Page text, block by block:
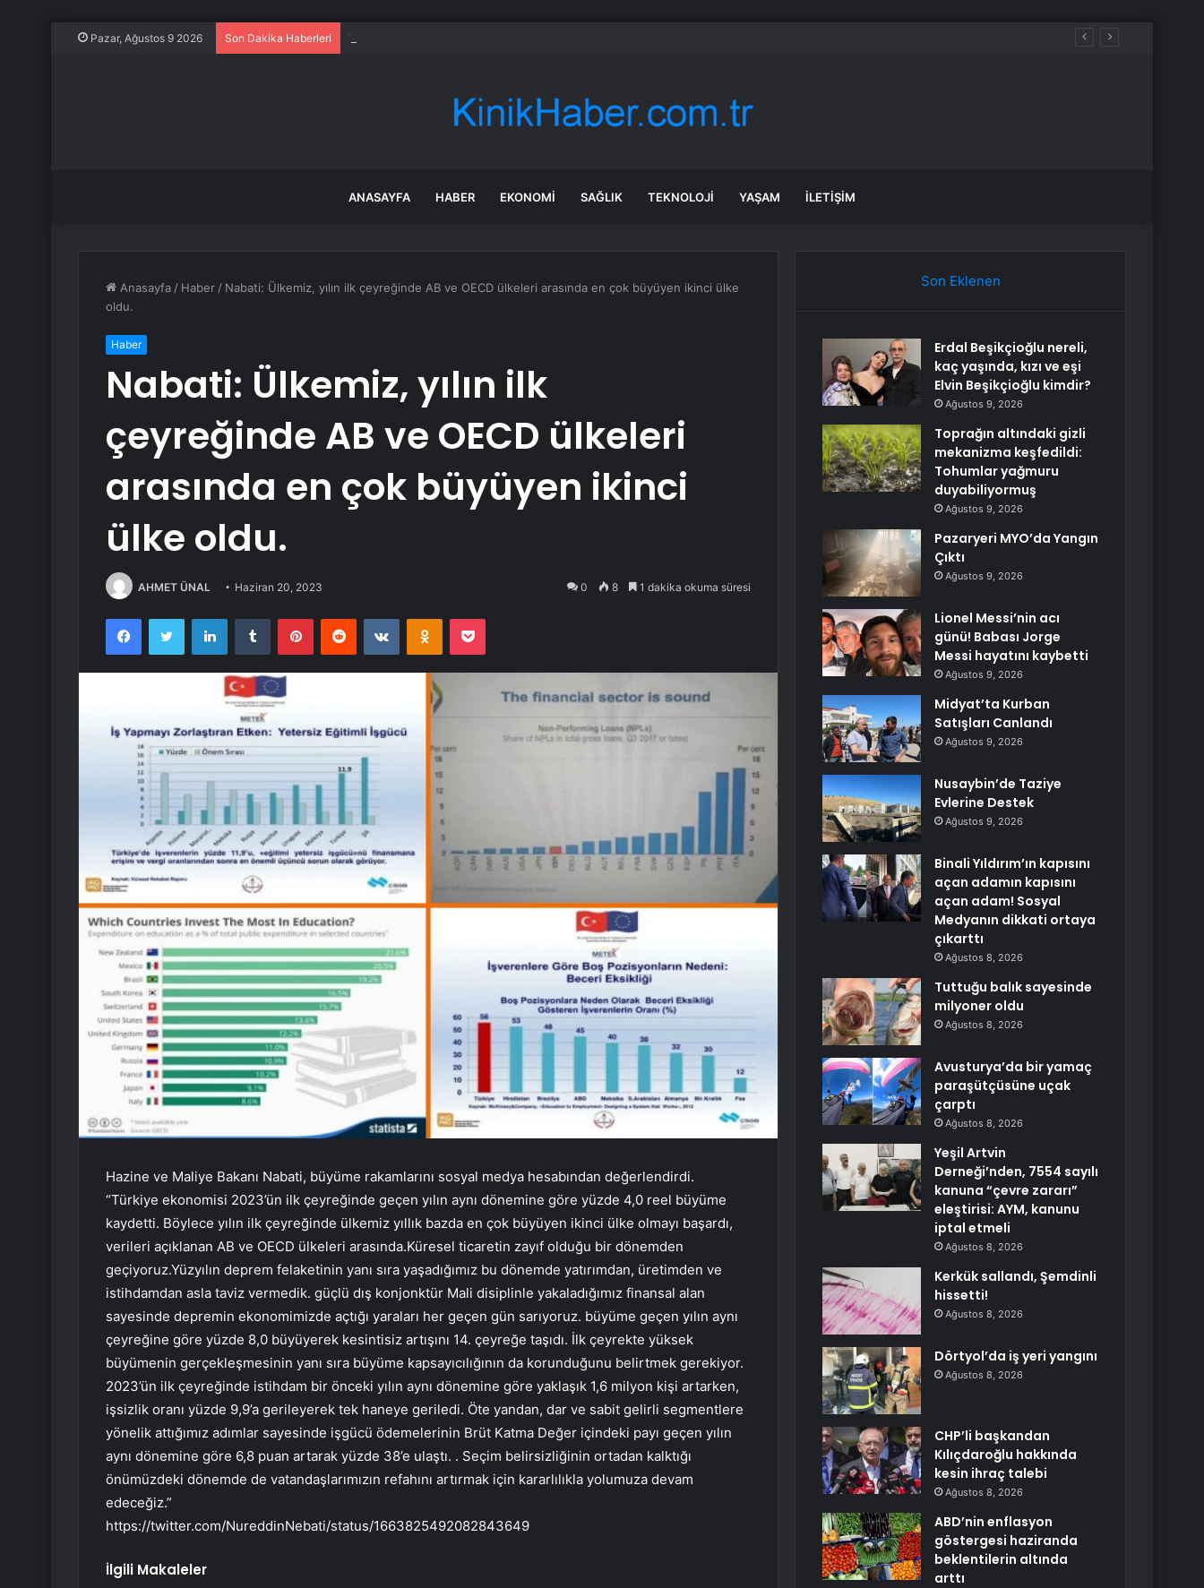
Pazar, Ağustos 9 2026 Son Dakika Haberleri Toprağın altındaki gizli mekanizma keşfedildi: Tohumlar yağmuru duyabiliyormuş
ANASAYFA HABER EKONOMI SAĞLIK TEKNOLOJI YAŞAM İLETIŞIM
Anasayfa / Haber / Nabati: Ülkemiz, yılın ilk çeyreğinde AB ve OECD ülkeleri arasında en çok büyüyen ikinci ülke
oldu.
Haber
Nabati: Ülkemiz, yılın ilk
çeyreğinde AB ve OECD ülkeleri
arasında en çok büyüyen ikinci
ülke oldu.
AHMET ÜNAL Haziran 20, 2023 0 8 1 dakika okuma süresi
FacebookTwitter LinkedInTumblr PinterestReddit VKontakteOdnoklassniki
Pocket
Hazine ve Maliye Bakanı Nabati, büyüme rakamlarını sosyal medya hesabından değerlendirdi.
“Türkiye ekonomisi 2023’ün ilk çeyreğinde geçen yılın aynı dönemine göre yüzde 4,0 reel büyüme
kaydetti. Böylece yılın ilk çeyreğinde ülkemiz yıllık bazda en çok büyüyen ikinci ülke olmayı başardı,
verileri açıklanan AB ve OECD ülkeleri arasında.Küresel ticaretin zayıf olduğu bir dönemden
geçiyoruz.Yüzyılın deprem felaketinin yanı sıra yaşadığımız bu dönemde yatırımdan, üretimden ve
istihdamdan asla taviz vermedik. güçlü dış konjonktür Mali disiplinle yakaladığımız finansal alan
sayesinde depremin ekonomimizde açtığı yaraları her geçen gün sarıyoruz. büyüme geçen yılın aynı
çeyreğine göre yüzde 8,0 büyüyerek kesintisiz artışını 14. çeyreğe taşıdı. İlk çeyrekte yüksek
büyümenin gerçekleşmesinin yanı sıra büyüme kapsayıcılığının da korunduğunu belirtmek gerekiyor.
2023’ün ilk çeyreğinde istihdam bir önceki yılın aynı dönemine göre yaklaşık 1,6 milyon kişi artarken,
işsizlik oranı yüzde 9,9’a gerileyerek tek haneye geriledi. Öte yandan, dar ve sabit gelirli segmentlere
yönelik attığımız adımlar sayesinde işgücü ödemelerinin Brüt Katma Değer içindeki payı geçen yılın
aynı dönemine göre 6,8 puan artarak yüzde 38’e ulaştı. . Seçim belirsizliğinin ortadan kalktığı
önümüzdeki dönemde de vatandaşlarımızın refahını artırmak için kararlılıkla yolumuza devam
edeceğiz.”
https://twitter.com/NureddinNebati/status/1663825492082843649
İlgili Makaleler
Son Eklenen
Erdal Beşikçioğlu nereli,
kaç yaşında, kızı ve eşi
Elvin Beşikçioğlu kimdir?
Ağustos 9, 2026
Toprağın altındaki gizli
mekanizma keşfedildi:
Tohumlar yağmuru
duyabiliyormuş
Ağustos 9, 2026
Pazaryeri MYO’da Yangın
Çıktı
Ağustos 9, 2026
Lionel Messi’nin acı
günü! Babası Jorge
Messi hayatını kaybetti
Ağustos 9, 2026
Midyat’ta Kurban
Satışları Canlandı
Ağustos 9, 2026
Nusaybin’de Taziye
Evlerine Destek
Ağustos 9, 2026
Binali Yıldırım’ın kapısını
açan adamın kapısını
açan adam! Sosyal
Medyanın dikkati ortaya
çıkarttı
Ağustos 8, 2026
Tuttuğu balık sayesinde
milyoner oldu
Ağustos 8, 2026
Avusturya’da bir yamaç
paraşütçüsüne uçak
çarptı
Ağustos 8, 2026
Yeşil Artvin
Derneği’nden, 7554 sayılı
kanuna “çevre zararı”
eleştirisi: AYM, kanunu
iptal etmeli
Ağustos 8, 2026
Kerkük sallandı, Şemdinli
hissetti!
Ağustos 8, 2026
Dörtyol’da iş yeri yangını
Ağustos 8, 2026
CHP’li başkandan
Kılıçdaroğlu hakkında
kesin ihraç talebi
Ağustos 8, 2026
ABD’nin enflasyon
göstergesi haziranda
beklentilerin altında
arttı